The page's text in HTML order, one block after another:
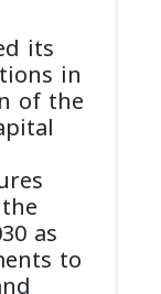
its
in
of the
as
to